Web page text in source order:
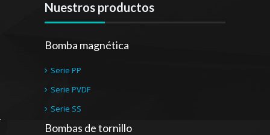
Nuestros productos
Bomba magnética
Serie PP
Serie PVDF
Serie SS
Bombas de tornillo